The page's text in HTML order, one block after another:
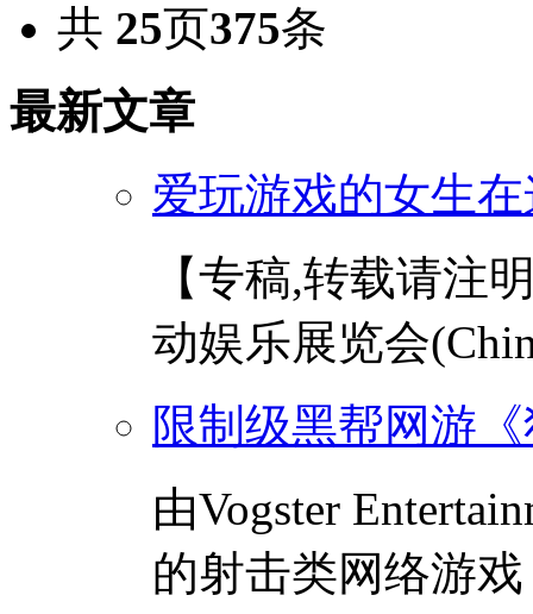
共 25页375条
最新文章
爱玩游戏的女生
【专稿,转载请注
动娱乐展览会
限制级黑帮网游
由Vogster
的射击类网络游